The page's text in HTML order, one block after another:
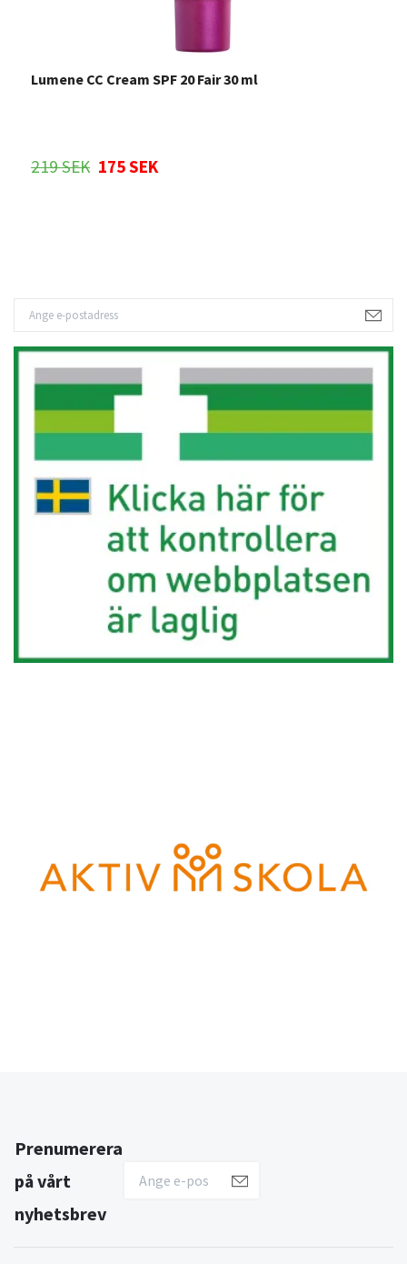
Lumene CC Cream SPF 20 Fair 30 ml
219 SEK 175 SEK
Prenumerera
på vårt
nyhetsbrev